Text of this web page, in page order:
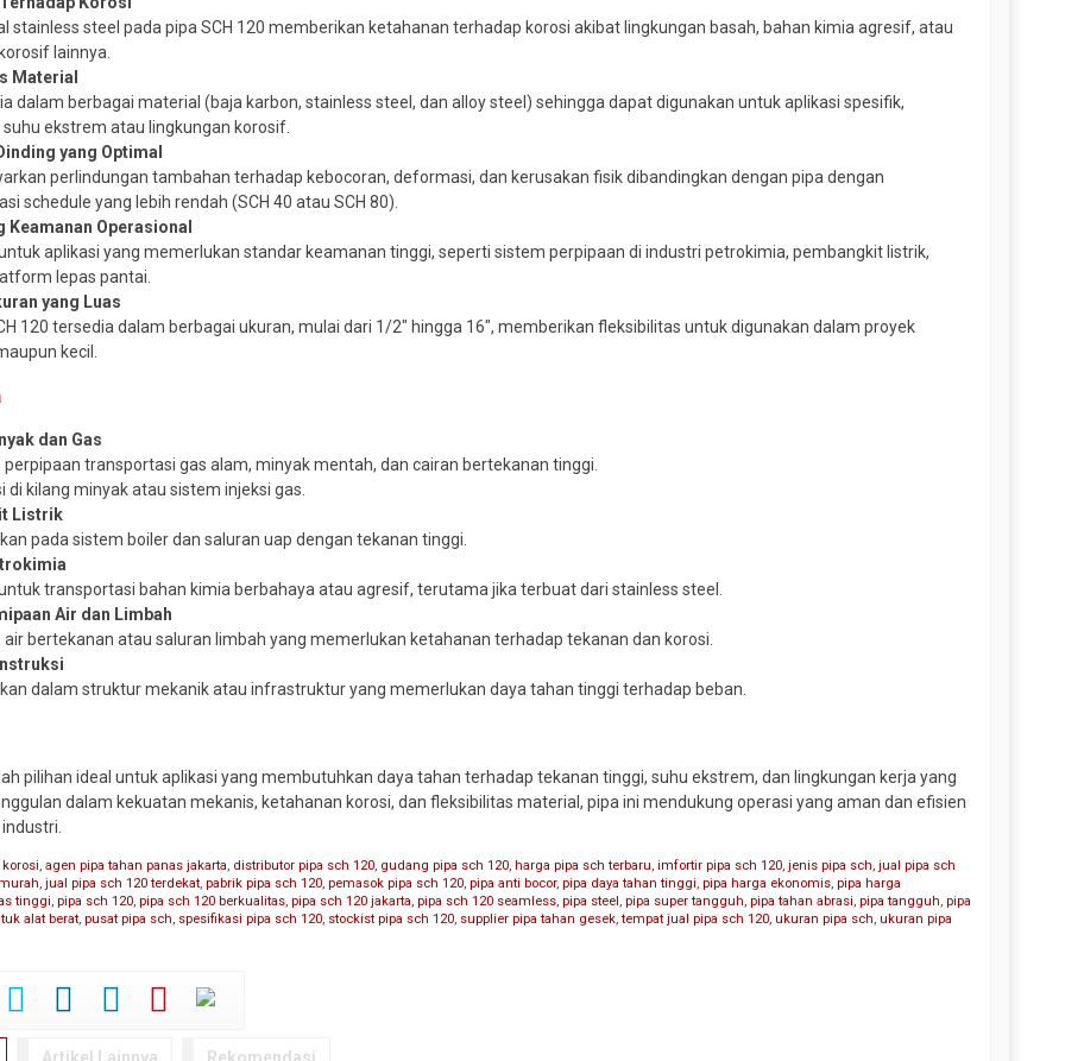
stainless steel pada pipa SCH 120 memberikan ketahanan terhadap korosi akibat lingkungan basah, bahan kimia agresif, atau
lainnya.
Material
dalam berbagai material (baja karbon, stainless steel, dan alloy steel) sehingga dapat digunakan untuk aplikasi spesifik,
ekstrem atau lingkungan korosif.
yang Optimal
perlindungan tambahan terhadap kebocoran, deformasi, dan kerusakan fisik dibandingkan dengan pipa dengan
schedule yang lebih rendah (SCH 40 atau SCH 80).
Keamanan Operasional
aplikasi yang memerlukan standar keamanan tinggi, seperti sistem perpipaan di industri petrokimia, pembangkit listrik,
lepas pantai.
yang Luas
120 tersedia dalam berbagai ukuran, mulai dari 1/2″ hingga 16″, memberikan fleksibilitas untuk digunakan dalam proyek
kecil.
dan Gas
transportasi gas alam, minyak mentah, dan cairan bertekanan tinggi.
di kilang minyak atau sistem injeksi gas.
Listrik
pada sistem boiler dan saluran uap dengan tekanan tinggi.
transportasi bahan kimia berbahaya atau agresif, terutama jika terbuat dari stainless steel.
Air dan Limbah
air bertekanan atau saluran limbah yang memerlukan ketahanan terhadap tekanan dan korosi.
dalam struktur mekanik atau infrastruktur yang memerlukan daya tahan tinggi terhadap beban.
pilihan ideal untuk aplikasi yang membutuhkan daya tahan terhadap tekanan tinggi, suhu ekstrem, dan lingkungan kerja yang
dalam kekuatan mekanis, ketahanan korosi, dan fleksibilitas material, pipa ini mendukung operasi yang aman dan efisien
,agen pipa tahan panas jakarta, distributor pipa sch 120, gudang pipa sch 120,harga pipa sch terbaru,imfortir pipa sch 120,jenis pipa sch,jual pipa sch
,jual pipa sch 120 terdekat,pabrik pipa sch 120,pemasok pipa sch 120,pipa anti bocor,pipa daya tahan tinggi,pipa harga ekonomis,pipa harga
tinggi,pipa sch 120,pipa sch 120 berkualitas,pipa sch 120 jakarta,pipa sch 120 seamless,pipa steel,pipa super tangguh,pipa tahan abrasi,pipa tangguh,pipa
alat berat,pusat pipa sch,spesifikasi pipa sch 120,stockist pipa sch 120,supplier pipa tahan gesek,tempat jual pipa sch 120,ukuran pipa sch,ukuran pipa